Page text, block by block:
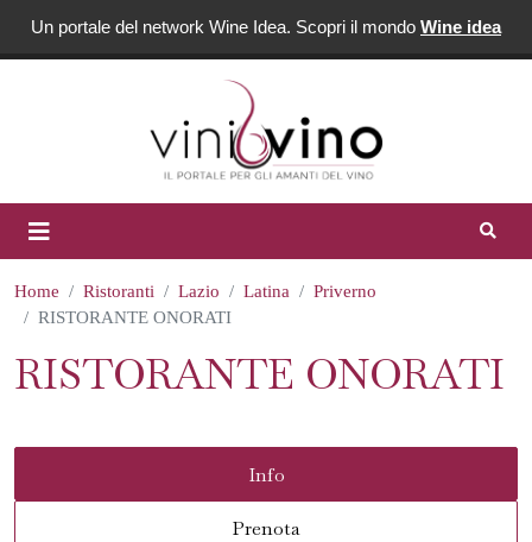
Un portale del network Wine Idea. Scopri il mondo Wine idea
Home Ristoranti Lazio Latina
Priverno
RISTORANTE ONORATI
RISTORANTE ONORATI
Info
Prenota